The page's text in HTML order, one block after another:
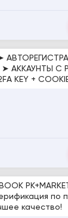
➤ АККАУНТЫ С
KEY +
по
качество!